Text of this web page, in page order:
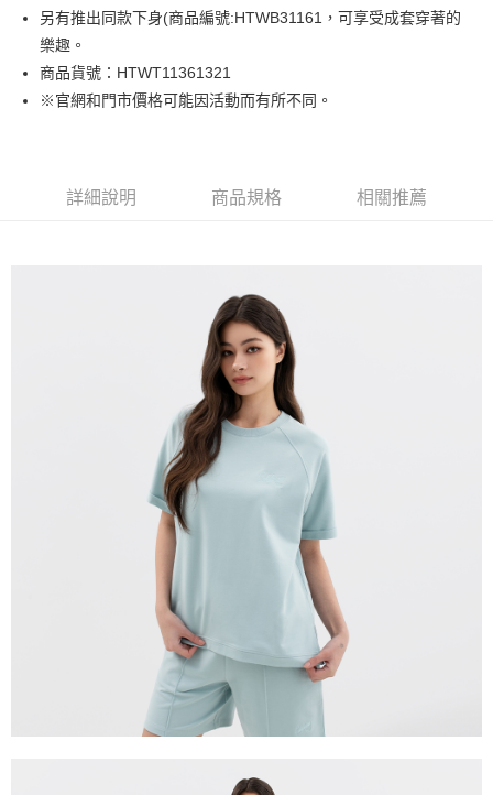
貨到付款
運送方式
付款後7-11取貨
每筆NT$130，滿NT$1,000(含以上)免運費
另有推出同款下身(商品編號:HTWB31161，可享受成套穿著的
樂趣。
商品貨號：HTWT11361321
※官網和門市價格可能因活動而有所不同。
詳細說明 商品規格 相關推薦